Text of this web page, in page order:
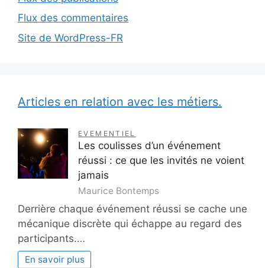
Flux des commentaires
Site de WordPress-FR
Articles en relation avec les métiers.
EVEMENTIEL
Les coulisses d’un événement
réussi : ce que les invités ne voient
jamais
Maurice Bontemps
Derrière chaque événement réussi se cache une
mécanique discrète qui échappe au regard des
participants.…
En savoir plus